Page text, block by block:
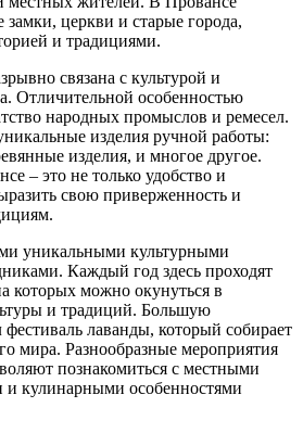
церкви и старые города,
и традициями.
связана с культурой и
Отличительной особенностью
народных промыслов и ремесел.
изделия ручной работы:
изделия, и многое другое.
– это не только удобство и
свою приверженность и
уникальными культурными
Каждый год здесь проходят
которых можно окунуться в
и традиций. Большую
лаванды, который собирает
мира. Разнообразные мероприятия
познакомиться с местными
и кулинарными особенностями